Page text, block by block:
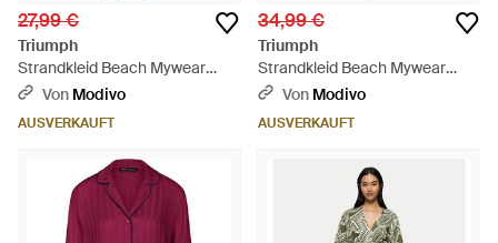
27,99 €
Triumph
Strandkleid Beach Mywear
10226474 Relaxed Fit -
Von Modivo
AUSVERKAUFT
34,99 €
Triumph
Strandkleid Beach Mywear
Crochet 10226469 Relaxed Fit
Von Modivo
AUSVERKAUFT